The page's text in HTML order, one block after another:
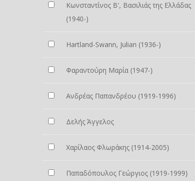
Κωνσταντίνος Β', Βασιλιάς της Ελλάδας
(1940-)
Hartland-Swann, Julian (1936-)
Φαραντούρη Μαρία (1947-)
Ανδρέας Παπανδρέου (1919-1996)
Δελής Άγγελος
Χαρίλαος Φλωράκης (1914-2005)
Παπαδόπουλος Γεώργιος (1919-1999)